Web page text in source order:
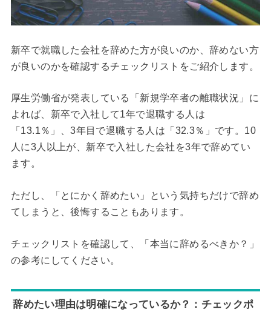
新卒で就職した会社を辞めた方が良いのか、辞めない方
が良いのかを確認するチェックリストをご紹介します。
厚生労働省が発表している「新規学卒者の離職状況」に
よれば、新卒で入社して1年で退職する人は
「13.1％」、3年目で退職する人は「32.3％」です。10
人に3人以上が、新卒で入社した会社を3年で辞めてい
ます。
ただし、「とにかく辞めたい」という気持ちだけで辞め
てしまうと、後悔することもあります。
チェックリストを確認して、「本当に辞めるべきか？」
の参考にしてください。
辞めたい理由は明確になっているか？：チェックポ